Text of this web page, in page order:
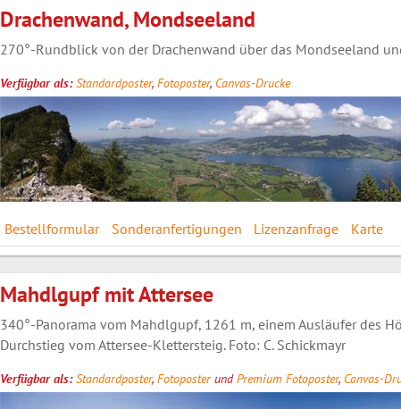
Drachenwand, Mondseeland
270°-Rundblick von der Drachenwand über das Mondseeland
Verfügbar als:Standardposter, Fotoposter, Canvas-Drucke
Bestellformular Sonderanfertigungen Lizenzanfrage Karte
Mahdlgupf mit Attersee
340°-Panorama vom Mahdlgupf, 1261 m, einem Ausläufer des
Durchstieg vom Attersee-Klettersteig. Foto: C. Schickmayr
Verfügbar als:Standardposter, FotoposterundPremium Fotoposter, Canvas-